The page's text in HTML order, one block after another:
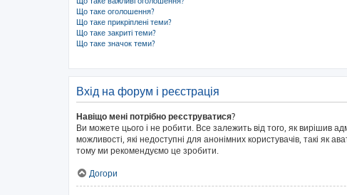
Що таке оголошення?
Що таке прикріплені теми?
Що таке закриті теми?
Що таке значок теми?
Вхід на форум і реєстрація
Навіщо мені потрібно реєструватися?
Ви можете цього і не робити. Все залежить від того, як вирішив
можливості, які недоступні для анонімних користувачів, такі як
тому ми рекомендуємо це зробити.
Догори